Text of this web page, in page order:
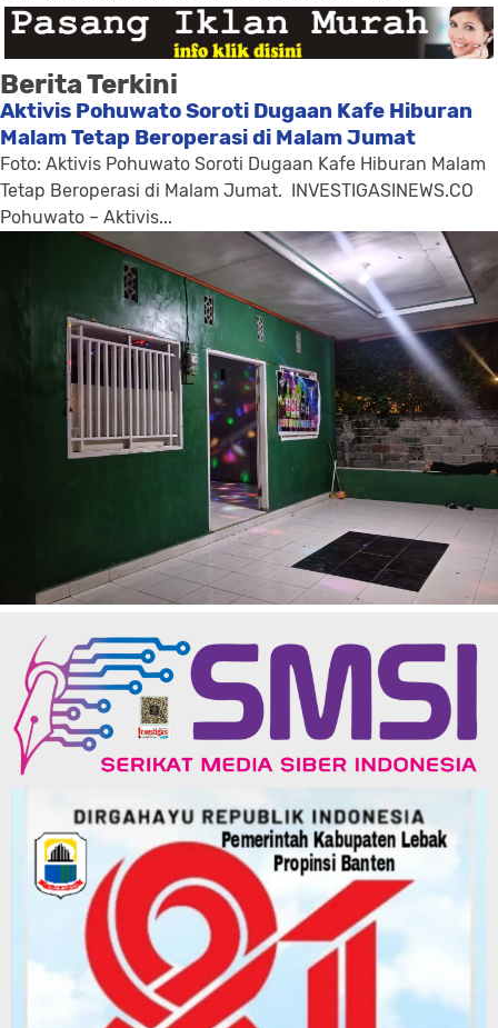
Berita Terkini
Aktivis Pohuwato Soroti Dugaan Kafe Hiburan
Malam Tetap Beroperasi di Malam Jumat
Foto: Aktivis Pohuwato Soroti Dugaan Kafe Hiburan Malam
Tetap Beroperasi di Malam Jumat. INVESTIGASINEWS.CO
Pohuwato – Aktivis...